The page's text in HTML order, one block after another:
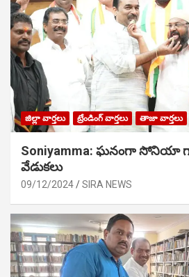
జిల్లా వార్తలు ట్రేండింగ్ వార్తలు తాజా వార్తలు
Soniyamma: ఘ‌నంగా సోనియా
వేడుక‌లు
09/12/2024 SIRA NEWS